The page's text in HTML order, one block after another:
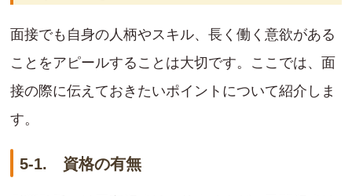
面接でも自身の人柄やスキル、長く働く意欲がある
ことをアピールすることは大切です。ここでは、面
接の際に伝えておきたいポイントについて紹介しま
す。
5-1. 資格の有無